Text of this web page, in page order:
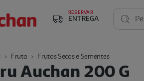
RESERVAR
ENTREGA
Fruta Frutos Secos e Sementes
Auchan 200 G